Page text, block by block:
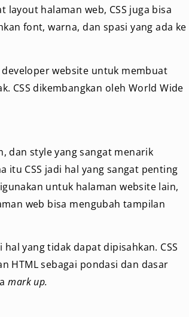
halaman web, CSS juga bisa
font, warna, dan spasi yang ada ke
developer website untuk membuat
CSS dikembangkan oleh World Wide
dan style yang sangat menarik
itu CSS jadi hal yang sangat penting
untuk halaman website lain,
web bisa mengubah tampilan
yang tidak dapat dipisahkan. CSS
HTML sebagai pondasi dan dasar
mark up.